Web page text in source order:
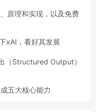
原理和实现，以及免费
xAI，看好其发展
（Structured Output）
五大核心能力